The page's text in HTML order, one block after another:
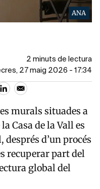
ANA
2 minuts de lectura
27 maig 2026 - 17:34
murals situades a
laCasa de la Valles
d’un procés
recuperar part del
global del